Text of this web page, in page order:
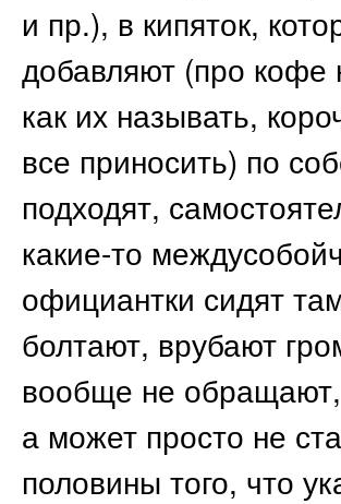
и пр.), в кипяток,
добавляют (про
как их называть,
все приносить) по
подходят,
какие-то
официантки сидят
болтают, врубают
вообще не обращают,
а может просто не
половины того, что